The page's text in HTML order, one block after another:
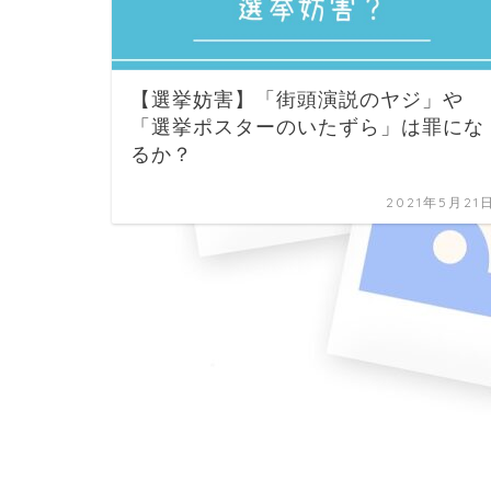
【選挙妨害】「街頭演説のヤジ」や
「選挙ポスターのいたずら」は罪にな
るか？
2021年5月21